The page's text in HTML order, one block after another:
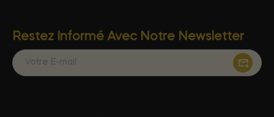
Restez Informé Avec Notre Newsletter